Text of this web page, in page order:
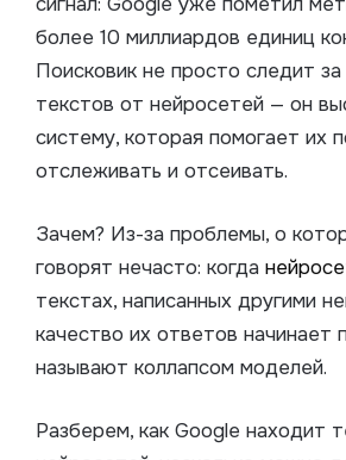
более 10 миллиардов единиц
Поисковик не просто следит
текстов от нейросетей — он
систему, которая помогает их
отслеживать и отсеивать.
Зачем? Из-за проблемы, о
говорят нечасто: когда
текстах, написанных другими
качество их ответов начинает
называют коллапсом моделей.
Разберем, как Google находит